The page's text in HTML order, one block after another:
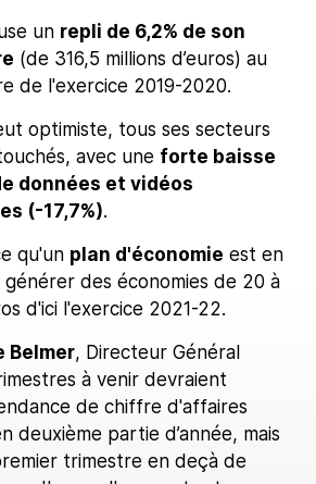
un repli de 6,2% de son
(de 316,5 millions d’euros) au
de l'exercice 2019-2020.
optimiste, tous ses secteurs
avec une forte baisse
données et vidéos
(-17,7%).
qu'un plan d'économie est en
des économies de 20 à
d'ici l'exercice 2021-22.
Belmer, Directeur Général
à venir devraient
de chiffre d'affaires
deuxième partie d’année, mais
trimestre en deçà de